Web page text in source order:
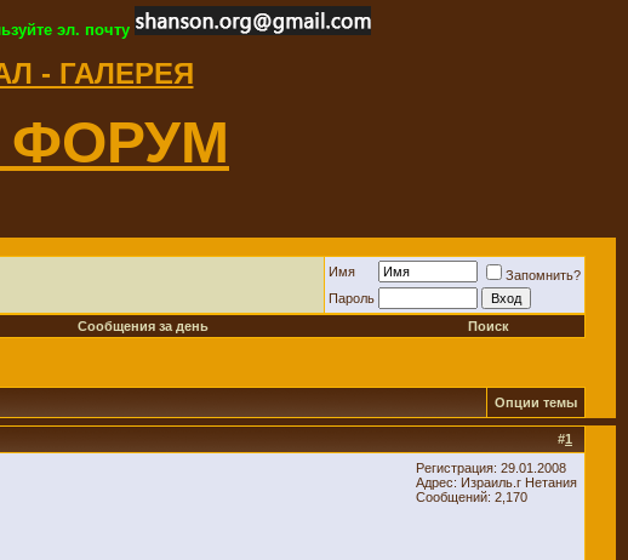
эл. почту
- ГАЛЕРЕЯ
ФОРУМ
Имя
Запомнить?
Пароль
Сообщения за день Поиск
Опции темы
#1
Регистрация: 29.01.2008
Адрес: Израиль.г Нетания
Сообщений: 2,170